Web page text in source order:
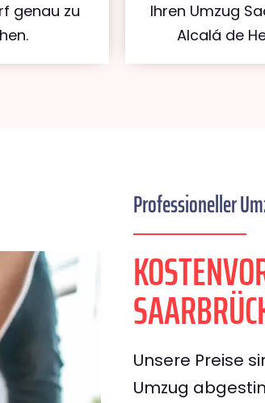
genau zu
Ihren Umzug
Alcalá de
Professioneller
Unsere Preise
Umzug